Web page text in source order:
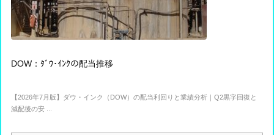
DOW：ﾀﾞｳ･ｲﾝｸの配当推移
【2026年7月版】ダウ・インク（DOW）の配当利回りと業績分析｜Q2黒字回復と
減配後の安 ...